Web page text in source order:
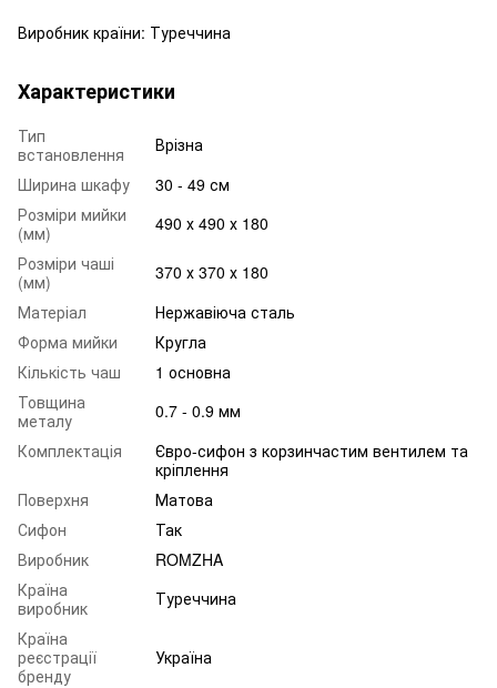
Виробник країни: Туреччина
Характеристики
Тип
встановлення
Врізна
Ширина шкафу
30 - 49 см
Розміри мийки
(мм)
490 х 490 х 180
Розміри чаші
(мм)
370 х 370 х 180
Матеріал
Нержавіюча сталь
Форма мийки
Кругла
Кількість чаш
1 основна
Товщина
металу
0.7 - 0.9 мм
Комплектація
Євро-сифон з корзинчастим вентилем та
кріплення
Поверхня
Матова
Сифон
Так
Виробник
ROMZHA
Країна
виробник
Туреччина
Країна
реєстрації
бренду
Україна